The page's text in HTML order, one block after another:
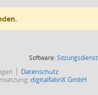
Software:Sitzungsdienst
Datenschutz
digitalfabriX GmbH